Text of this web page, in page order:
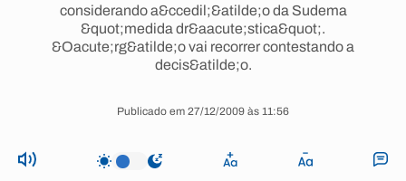
considerando a&ccedil;&atilde;o da Sudema
&quot;medida dr&aacute;stica&quot;.
&Oacute;rg&atilde;o vai recorrer contestando a
decis&atilde;o.
Publicado em 27/12/2009 às 11:56